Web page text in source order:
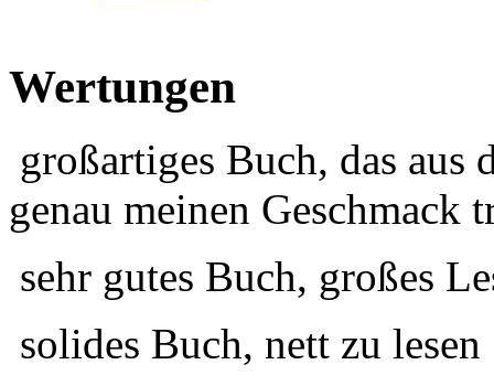
Wertungen
großartiges Buch, das aus
genau meinen Geschmack
sehr gutes Buch, großes
solides Buch, nett zu lesen